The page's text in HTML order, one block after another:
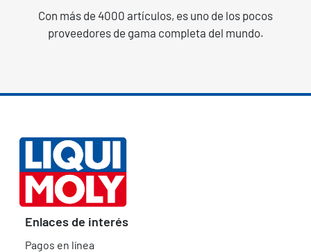
Con más de 4000 artículos, es uno de los pocos
proveedores de gama completa del mundo.
Enlaces de interés
Pagos en línea